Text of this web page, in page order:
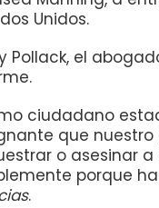
Unidos.
Pollack, el
ciudadano
que
o asesinar
porque
.